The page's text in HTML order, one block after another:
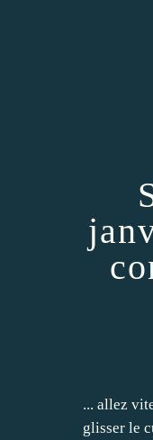
... allez
glisser le